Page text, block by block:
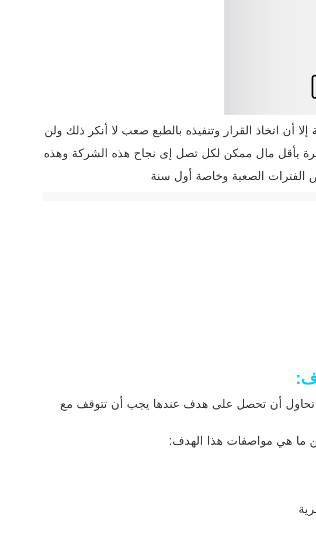
أن اتخاذ القرار وتنفيذه بالطبع صعب لا أنكر ذلك ولن
بأقل مال ممكن لكل تصل إى نجاح هذه الشركة وهذه
الصعبة وخاصة أول سنة
تحاول أن تحصل على هدف عندها يجب أن تتوقف مع
ما هي مواصفات هذا الهدف: